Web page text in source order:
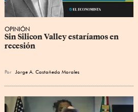
OPINIÓN
Sin Silicon Valley estaríamos en
recesión
Por Jorge A. Castañeda Morales